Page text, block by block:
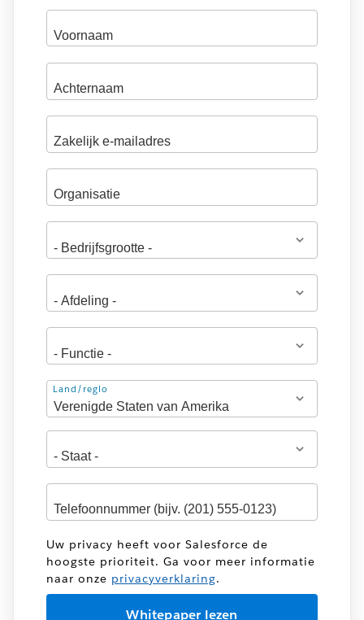
Adres
Land/regio
Uw privacy heeft voor Salesforce de
hoogste prioriteit. Ga voor meer informatie
naar onze privacyverklaring.